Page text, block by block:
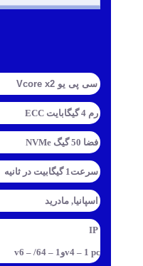
سی پی یو Vcore x2
رم 4 گیگابایت ECC
فضا 50 گیگ NVMe
سرعت1 گیگابیت در ثانیه
اسپانیا, مادرید
IP
v4 – 1 pcوv6 – /64 – 1